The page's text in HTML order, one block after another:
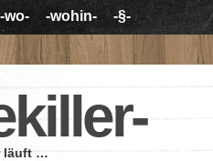
-wo- -wohin- -§-
läuft …